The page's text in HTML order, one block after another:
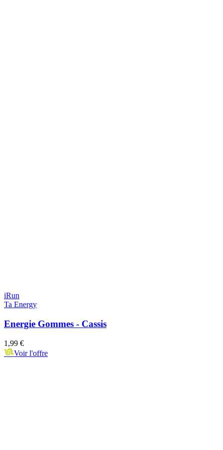
iRun
Ta Energy
Energie Gommes - Cassis
1,99 €
Voir l'offre